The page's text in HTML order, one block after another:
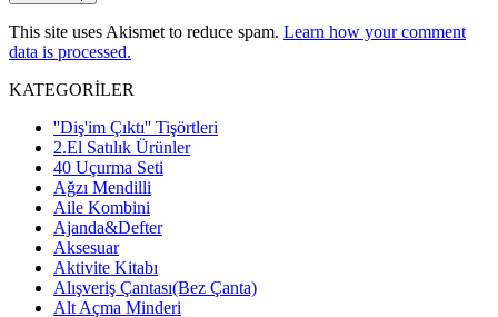
This site uses Akismet to reduce spam. Learn how your comment
data is processed.
KATEGORİLER
''Diş'im Çıktı'' Tişörtleri
2.El Satılık Ürünler
40 Uçurma Seti
Ağzı Mendilli
Aile Kombini
Ajanda&Defter
Aksesuar
Aktivite Kitabı
Alışveriş Çantası(Bez Çanta)
Alt Açma Minderi